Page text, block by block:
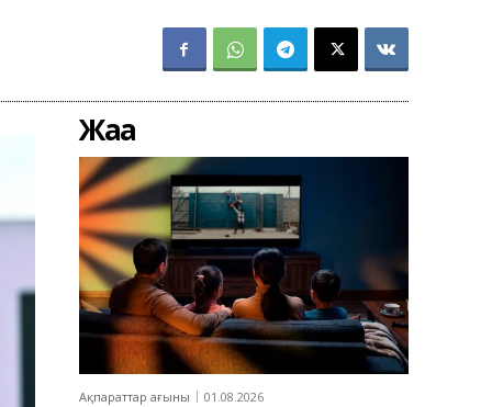
Жаңа
Ақпараттар ағыны 01.08.2026